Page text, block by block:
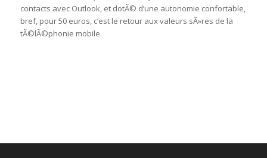
contacts avec Outlook, et dotÃ© d’une autonomie confortable,
bref, pour 50 euros, c’est le retour aux valeurs sÃ»res de la
tÃ©lÃ©phonie mobile.